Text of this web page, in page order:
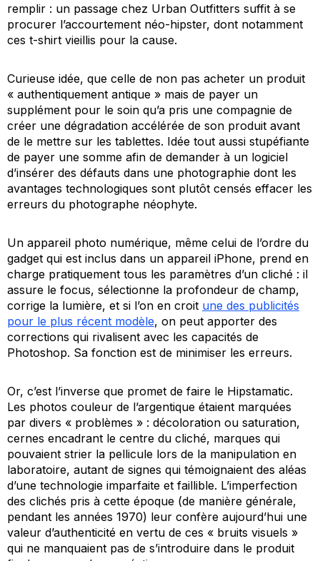
remplir : un passage chez Urban Outfitters suffit à se
procurer l’accourtement néo-hipster, dont notamment
ces t-shirt vieillis pour la cause.
Curieuse idée, que celle de non pas acheter un produit
« authentiquement antique » mais de payer un
supplément pour le soin qu’a pris une compagnie de
créer une dégradation accélérée de son produit avant
de le mettre sur les tablettes. Idée tout aussi stupéfiante
de payer une somme afin de demander à un logiciel
d’insérer des défauts dans une photographie dont les
avantages technologiques sont plutôt censés effacer les
erreurs du photographe néophyte.
Un appareil photo numérique, même celui de l’ordre du
gadget qui est inclus dans un appareil iPhone, prend en
charge pratiquement tous les paramètres d’un cliché : il
assure le focus, sélectionne la profondeur de champ,
corrige la lumière, et si l’on en croit une des publicités
pour le plus récent modèle, on peut apporter des
corrections qui rivalisent avec les capacités de
Photoshop. Sa fonction est de minimiser les erreurs.
Or, c’est l’inverse que promet de faire le Hipstamatic.
Les photos couleur de l’argentique étaient marquées
par divers « problèmes » : décoloration ou saturation,
cernes encadrant le centre du cliché, marques qui
pouvaient strier la pellicule lors de la manipulation en
laboratoire, autant de signes qui témoignaient des aléas
d’une technologie imparfaite et faillible. L’imperfection
des clichés pris à cette époque (de manière générale,
pendant les années 1970) leur confère aujourd’hui une
valeur d’authenticité en vertu de ces « bruits visuels »
qui ne manquaient pas de s’introduire dans le produit